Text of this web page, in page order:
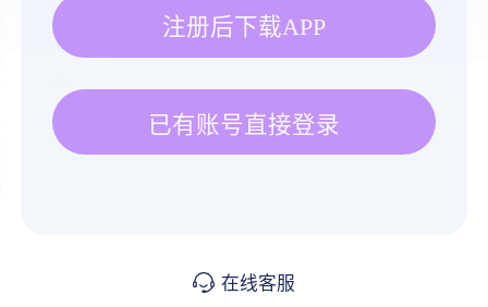
注册后下载APP
已有账号直接登录
在线客服